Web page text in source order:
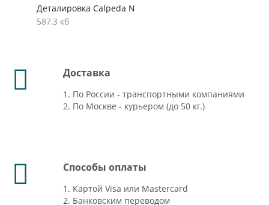
Деталировка Calpeda N
587,3 кб
Доставка
1. По России - транспортными компаниями
2. По Москве - курьером (до 50 кг.)
Способы оплаты
1. Картой Visa или Mastercard
2. Банковским переводом